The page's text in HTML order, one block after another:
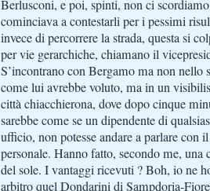
Berlusconi, e poi, spinti, non ci
cominciava a contestarli per i pessimi
invece di percorrere la strada, questa si
per vie gerarchiche, chiamano il
S’incontrano con Bergamo ma non nello
come lui avrebbe voluto, ma in un
città chiacchierona, dove dopo cinque
sarebbe come se un dipendente di
ufficio, non potesse andare a parlare con
personale. Hanno fatto, secondo me, una
del sole. I vantaggi ricevuti ? Boh, io ne
arbitro quel Dondarini di Sampdoria-